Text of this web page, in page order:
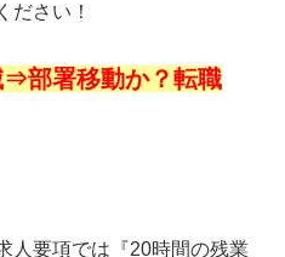
ださい！
部署移動か？転職
人要項では『20時間の残業